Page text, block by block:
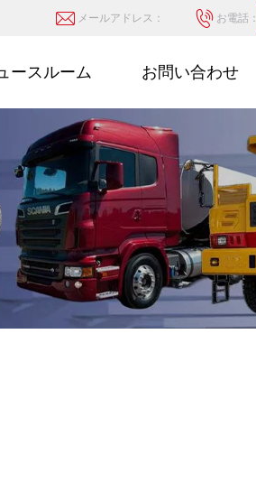
メールアドレス： お電話：
ースルーム お問い合わせ